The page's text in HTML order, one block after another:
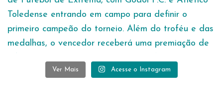
Ver Mais Acesse o Instagram